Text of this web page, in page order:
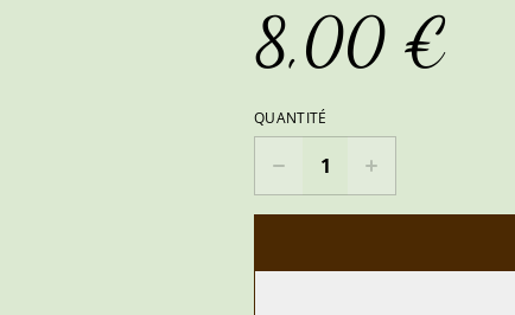
8,00 €
QUANTITÉ